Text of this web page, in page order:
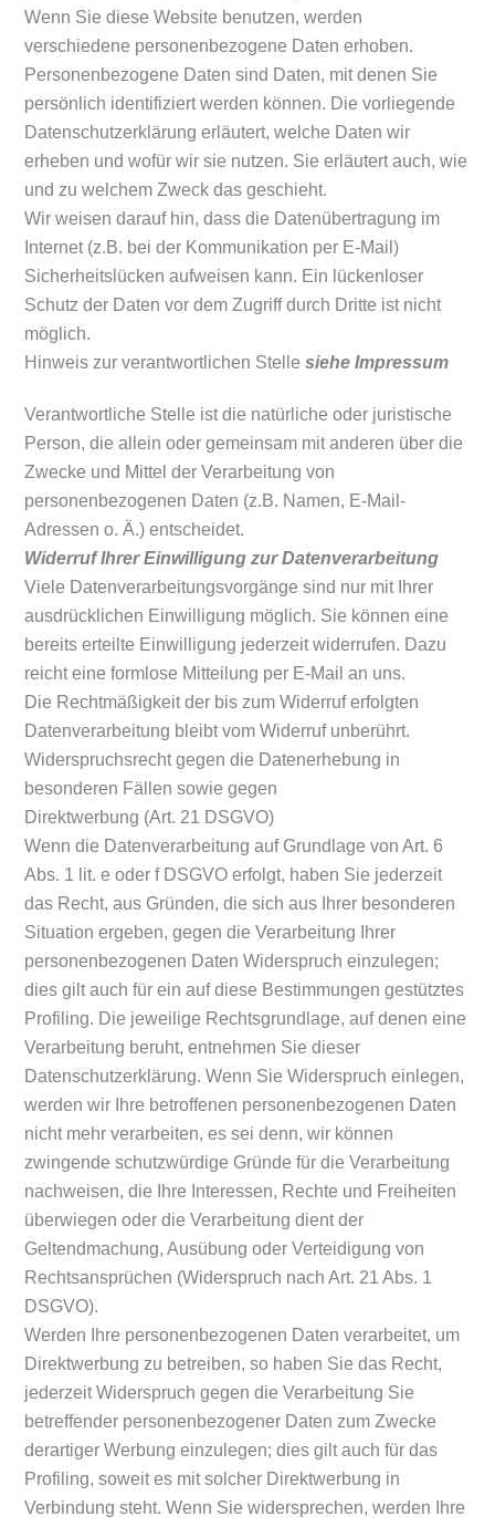
Wenn Sie diese Website benutzen, werden
verschiedene personenbezogene Daten erhoben.
Personenbezogene Daten sind Daten, mit denen Sie
persönlich identifiziert werden können. Die vorliegende
Datenschutzerklärung erläutert, welche Daten wir
erheben und wofür wir sie nutzen. Sie erläutert auch, wie
und zu welchem Zweck das geschieht.
Wir weisen darauf hin, dass die Datenübertragung im
Internet (z.B. bei der Kommunikation per E-Mail)
Sicherheitslücken aufweisen kann. Ein lückenloser
Schutz der Daten vor dem Zugriff durch Dritte ist nicht
möglich.
Hinweis zur verantwortlichen Stelle siehe Impressum
Verantwortliche Stelle ist die natürliche oder juristische
Person, die allein oder gemeinsam mit anderen über die
Zwecke und Mittel der Verarbeitung von
personenbezogenen Daten (z.B. Namen, E-Mail-
Adressen o. Ä.) entscheidet.
Widerruf Ihrer Einwilligung zur Datenverarbeitung
Viele Datenverarbeitungsvorgänge sind nur mit Ihrer
ausdrücklichen Einwilligung möglich. Sie können eine
bereits erteilte Einwilligung jederzeit widerrufen. Dazu
reicht eine formlose Mitteilung per E-Mail an uns.
Die Rechtmäßigkeit der bis zum Widerruf erfolgten
Datenverarbeitung bleibt vom Widerruf unberührt.
Widerspruchsrecht gegen die Datenerhebung in
besonderen Fällen sowie gegen
Direktwerbung (Art. 21 DSGVO)
Wenn die Datenverarbeitung auf Grundlage von Art. 6
Abs. 1 lit. e oder f DSGVO erfolgt, haben Sie jederzeit
das Recht, aus Gründen, die sich aus Ihrer besonderen
Situation ergeben, gegen die Verarbeitung Ihrer
personenbezogenen Daten Widerspruch einzulegen;
dies gilt auch für ein auf diese Bestimmungen gestütztes
Profiling. Die jeweilige Rechtsgrundlage, auf denen eine
Verarbeitung beruht, entnehmen Sie dieser
Datenschutzerklärung. Wenn Sie Widerspruch einlegen,
werden wir Ihre betroffenen personenbezogenen Daten
nicht mehr verarbeiten, es sei denn, wir können
zwingende schutzwürdige Gründe für die Verarbeitung
nachweisen, die Ihre Interessen, Rechte und Freiheiten
überwiegen oder die Verarbeitung dient der
Geltendmachung, Ausübung oder Verteidigung von
Rechtsansprüchen (Widerspruch nach Art. 21 Abs. 1
DSGVO).
Werden Ihre personenbezogenen Daten verarbeitet, um
Direktwerbung zu betreiben, so haben Sie das Recht,
jederzeit Widerspruch gegen die Verarbeitung Sie
betreffender personenbezogener Daten zum Zwecke
derartiger Werbung einzulegen; dies gilt auch für das
Profiling, soweit es mit solcher Direktwerbung in
Verbindung steht. Wenn Sie widersprechen, werden Ihre